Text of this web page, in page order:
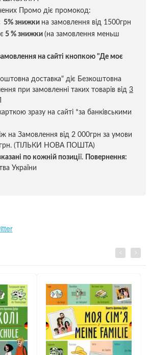
Промо діє промокод:
5% знижки на замовлення від 1500грн
5 % знижки (на замовлення меньш
на сайті кнопкою "Де моє
доставка" діє Безкоштовна
при замовленні таких товарів від 3
зразу на сайті *за банківськими
на Замовлення від 2 000грн за умови
(ТІЛЬКИ НОВА ПОШТА)
по кожній позиції.
Повернення:
України
Previous
Next